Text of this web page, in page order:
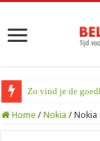
Zo vind je de
Home / Nokia / Nokia